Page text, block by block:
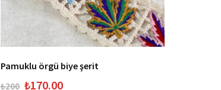
Pamuklu örgü biye şerit
₺200 ₺170.00